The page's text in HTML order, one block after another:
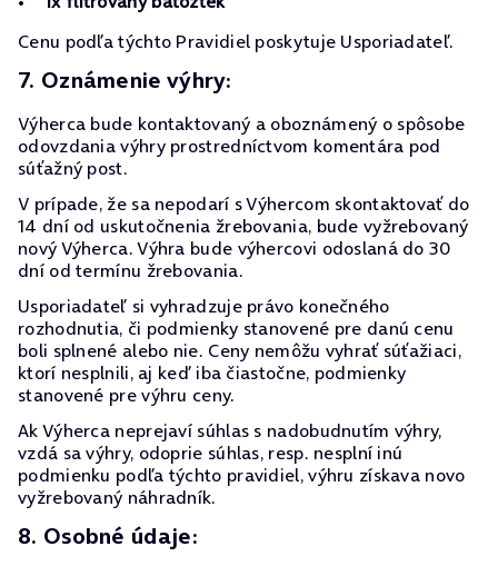
Cenu podľa týchto Pravidiel poskytuje Usporiadateľ.
7. Oznámenie výhry:
Výherca bude kontaktovaný a oboznámený o spôsobe
odovzdania výhry prostredníctvom komentára pod
súťažný post.
V prípade, že sa nepodarí s Výhercom skontaktovať do
14 dní od uskutočnenia žrebovania, bude vyžrebovaný
nový Výherca. Výhra bude výhercovi odoslaná do 30
dní od termínu žrebovania.
Usporiadateľ si vyhradzuje právo konečného
rozhodnutia, či podmienky stanovené pre danú cenu
boli splnené alebo nie. Ceny nemôžu vyhrať súťažiaci,
ktorí nesplnili, aj keď iba čiastočne, podmienky
stanovené pre výhru ceny.
Ak Výherca neprejaví súhlas s nadobudnutím výhry,
vzdá sa výhry, odoprie súhlas, resp. nesplní inú
podmienku podľa týchto pravidiel, výhru získava novo
vyžrebovaný náhradník.
8. Osobné údaje: